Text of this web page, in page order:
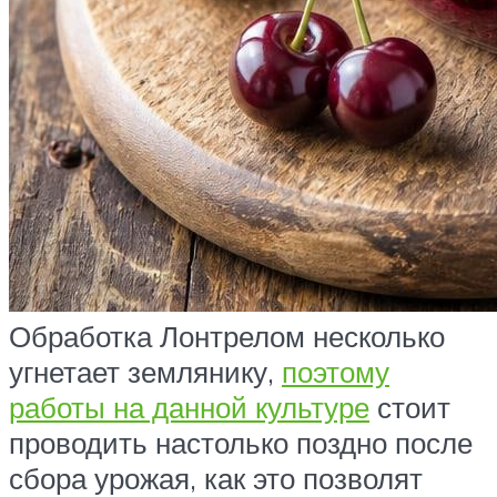
Обработка Лонтрелом несколько
угнетает землянику, поэтому
работы на данной культуре стоит
проводить настолько поздно после
сбора урожая, как это позволят